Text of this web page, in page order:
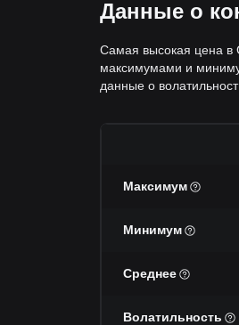
Данные о
Самая высокая цена в
максимумами и
данные о
Максимум
Минимум
Среднее
Волатильность